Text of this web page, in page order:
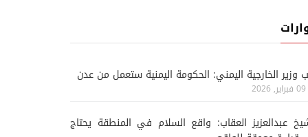
وزير الخارجية اليمني: الحكومة اليمنية ستعمل من عدن
09 فبراير, 2026
عبدالعزيز العقاب: واقع السلام في المنطقة يحتاج